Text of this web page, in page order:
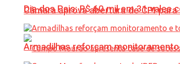
Câmara aprova abertura de CPI
Dia dos Pais: R$ 60 mil em 31 vales
Armadilhas reforçam